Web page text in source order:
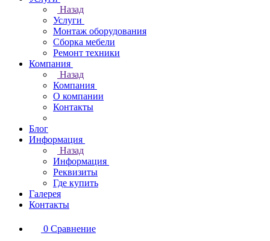
Назад
Услуги
Монтаж оборудования
Сборка мебели
Ремонт техники
Компания
Назад
Компания
О компании
Контакты
Блог
Информация
Назад
Информация
Реквизиты
Где купить
Галерея
Контакты
0 Сравнение